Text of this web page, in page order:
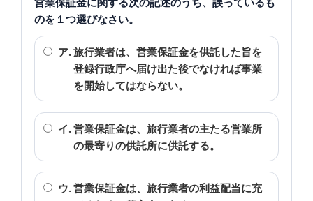
のを１つ選びなさい。
ア.旅行業者は、営業保証金を供託した旨を
登録行政庁へ届け出た後でなければ事業
を開始してはならない。
イ.営業保証金は、旅行業者の主たる営業所
の最寄りの供託所に供託する。
ウ.営業保証金は、旅行業者の利益配当に充